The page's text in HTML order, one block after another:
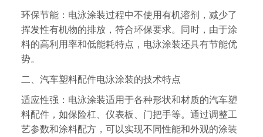
环保节能：电泳涂装过程中不使用有机溶剂，减少了
挥发性有机物的排放，符合环保要求。同时，由于涂
料的高利用率和低能耗特点，电泳涂装还具有节能优
势。
二、汽车塑料配件电泳涂装的技术特点
适应性强：电泳涂装适用于各种形状和材质的汽车塑
料配件，如保险杠、仪表板、门把手等。通过调整工
艺参数和涂料配方，可以实现不同性能和外观的涂装